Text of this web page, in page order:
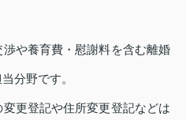
や養育費・慰謝料を含む離婚
分野です。
更登記や住所変更登記などは